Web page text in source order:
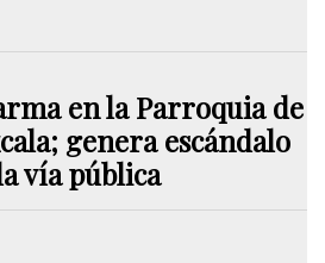
en la Parroquia de
genera escándalo
vía pública